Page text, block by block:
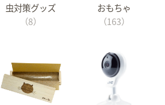
虫対策グッズ
（8）
おもちゃ
（163）